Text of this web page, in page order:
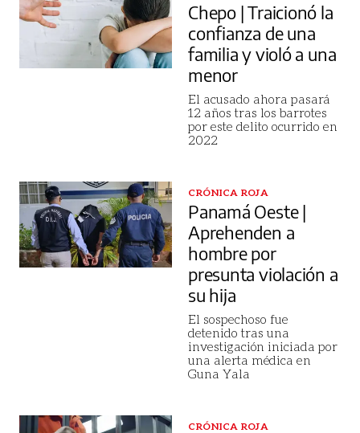
Chepo | Traicionó la
confianza de una
familia y violó a una
menor
El acusado ahora pasará
12 años tras los barrotes
por este delito ocurrido en
2022
CRÓNICA ROJA
Panamá Oeste |
Aprehenden a
hombre por
presunta violación a
su hija
El sospechoso fue
detenido tras una
investigación iniciada por
una alerta médica en
Guna Yala
CRÓNICA ROJA